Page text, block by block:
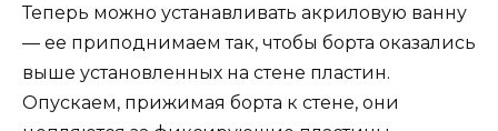
Теперь можно устанавливать акриловую ванну
— ее приподнимаем так, чтобы борта оказались
выше установленных на стене пластин.
Опускаем, прижимая борта к стене, они